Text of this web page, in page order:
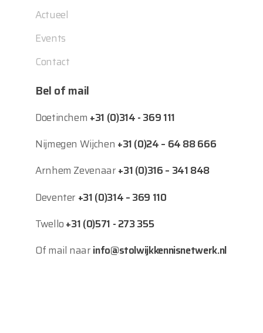
Actueel
Events
Contact
Bel of mail
Doetinchem +31 (0)314 - 369 111
Nijmegen Wijchen +31 (0)24 – 64 88 666
Arnhem Zevenaar+31 (0)316 – 341 848
Deventer +31 (0)314 – 369 110
Twello+31 (0)571 - 273 355
Of mail naarinfo@stolwijkkennisnetwerk.nl